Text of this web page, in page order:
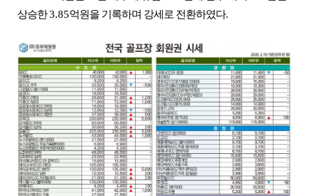
상승한3.85억원을 기록하며 강세로 전환하였다.